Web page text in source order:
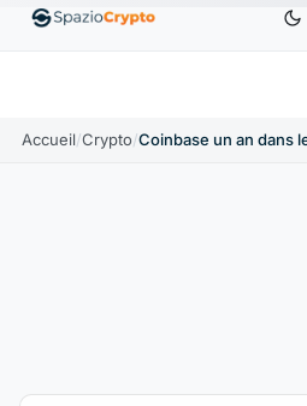
↑1.10% EthereumETH1 880,58 $US ↑1.90%
Accueil/Crypto/